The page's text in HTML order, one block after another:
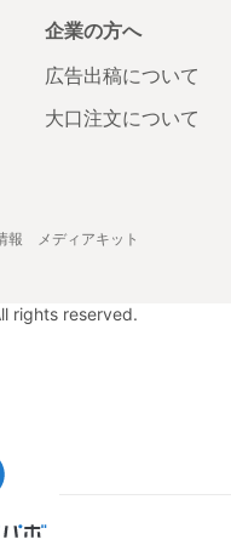
企業の方へ
広告出稿について
大口注文について
報 メディアキット
rights reserved.